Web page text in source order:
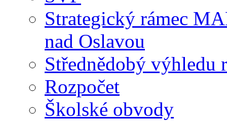
Strategický rámec
nad Oslavou
Střednědobý výhledu
Rozpočet
Školské obvody